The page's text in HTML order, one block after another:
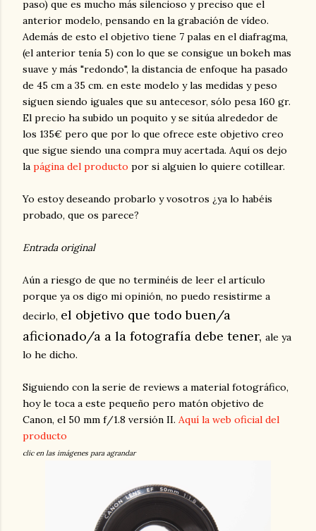
paso) que es mucho más silencioso y preciso que el
anterior modelo, pensando en la grabación de vídeo.
Además de esto el objetivo tiene 7 palas en el diafragma,
(el anterior tenía 5) con lo que se consigue un bokeh mas
suave y más "redondo", la distancia de enfoque ha pasado
de 45 cm a 35 cm. en este modelo y las medidas y peso
siguen siendo iguales que su antecesor, sólo pesa 160 gr.
El precio ha subido un poquito y se sitúa alrededor de
los 135€ pero que por lo que ofrece este objetivo creo
que sigue siendo una compra muy acertada. Aquí os dejo
la página del producto por si alguien lo quiere cotillear.
Yo estoy deseando probarlo y vosotros ¿ya lo habéis
probado, que os parece?
Entrada original
Aún a riesgo de que no terminéis de leer el artículo
porque ya os digo mi opinión, no puedo resistirme a
decirlo, el objetivo que todo buen/a
aficionado/a a la fotografía debe tener, ale ya
lo he dicho.
Siguiendo con la serie de reviews a material fotográfico,
hoy le toca a este pequeño pero matón objetivo de
Canon, el 50 mm f/1.8 versión II. Aquí la web oficial del
producto
clic en las imágenes para agrandar